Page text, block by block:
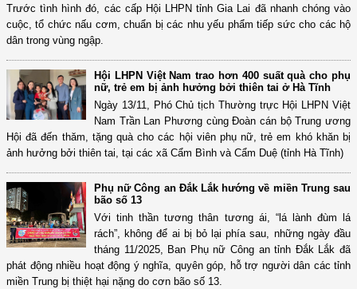
Trước tình hình đó, các cấp Hội LHPN tỉnh Gia Lai đã nhanh chóng vào
cuộc, tổ chức nấu cơm, chuẩn bị các nhu yếu phẩm tiếp sức cho các hộ
dân trong vùng ngập.
Hội LHPN Việt Nam trao hơn 400 suất quà cho phụ
nữ, trẻ em bị ảnh hưởng bởi thiên tai ở Hà Tĩnh
Ngày 13/11, Phó Chủ tịch Thường trực Hội LHPN Việt
Nam Trần Lan Phương cùng Đoàn cán bộ Trung ương
Hội đã đến thăm, tặng quà cho các hội viên phụ nữ, trẻ em khó khăn bị
ảnh hưởng bởi thiên tai, tại các xã Cẩm Bình và Cẩm Duệ (tỉnh Hà Tĩnh)
Phụ nữ Công an Đắk Lắk hướng về miền Trung sau
bão số 13
Với tinh thần tương thân tương ái, “lá lành đùm lá
rách”, không để ai bị bỏ lại phía sau, những ngày đầu
tháng 11/2025, Ban Phụ nữ Công an tỉnh Đắk Lắk đã
phát động nhiều hoạt động ý nghĩa, quyên góp, hỗ trợ người dân các tỉnh
miền Trung bị thiệt hại nặng do cơn bão số 13.